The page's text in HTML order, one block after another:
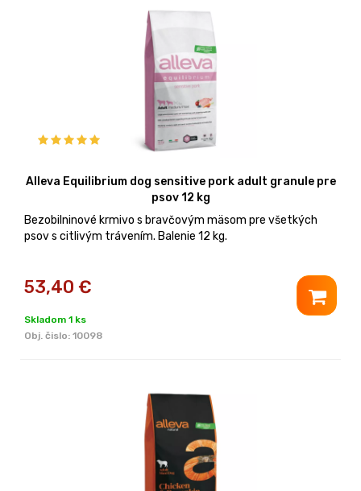
Alleva Equilibrium dog sensitive pork adult granule pre
psov 12 kg
Bezobilninové krmivo s bravčovým mäsom pre všetkých
psov s citlivým trávením. Balenie 12 kg.
53,40 €
Skladom 1 ks
Obj. čislo: 10098